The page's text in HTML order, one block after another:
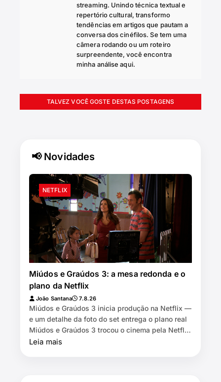
streaming. Unindo técnica textual e
repertório cultural, transformo
tendências em artigos que pautam a
conversa dos cinéfilos. Se tem uma
câmera rodando ou um roteiro
surpreendente, você encontra
minha análise aqui.
TALVEZ VOCÊ GOSTE DESTAS POSTAGENS
📢 Novidades
NETFLIX
Miúdos e Graúdos 3: a mesa redonda e o
plano da Netflix
João Santana 7.8.26
Miúdos e Graúdos 3 inicia produção na Netflix —
e um detalhe da foto do set entrega o plano real
Miúdos e Graúdos 3 trocou o cinema pela Netflix
⏱️ 7 min de leitura …
Leia mais